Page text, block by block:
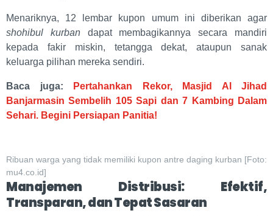
Menariknya, 12 lembar kupon umum ini diberikan agar
shohibul kurbandapat membagikannya secara mandiri
kepada fakir miskin, tetangga dekat, ataupun sanak
keluarga pilihan mereka sendiri.
Baca juga:
Pertahankan Rekor, Masjid Al Jihad
Banjarmasin Sembelih 105 Sapi dan 7 Kambing Dalam
Sehari. Begini Persiapan Panitia!
Ribuan warga yang tidak memiliki kupon antre daging kurban [Foto:
mu4.co.id]
Manajemen Distribusi: Efektif,
Transparan, dan Tepat Sasaran